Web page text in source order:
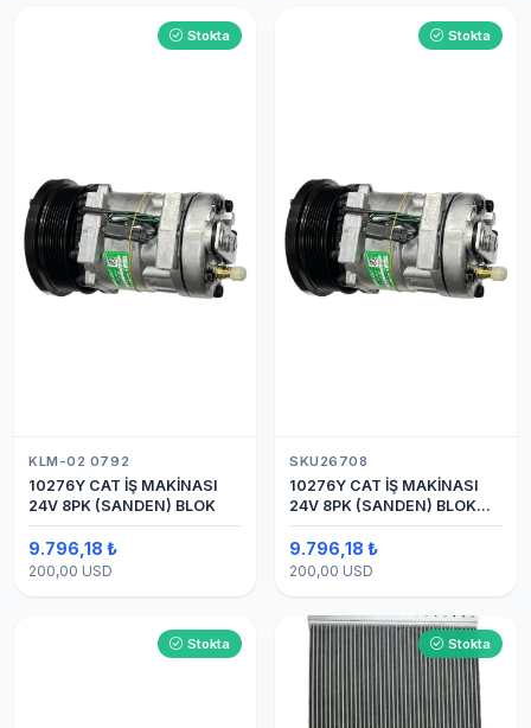
Stokta
KLM-02 0792
10276Y CAT İŞ MAKİNASI
24V 8PK (SANDEN) BLOK
9.796,18 ₺
200,00 USD
Stokta
SKU26708
10276Y CAT İŞ MAKİNASI
24V 8PK (SANDEN) BLOK
SAPLAMALI KLİMA
KOMPRESÖRÜ 7H15
9.796,18 ₺
200,00 USD
Stokta Stokta